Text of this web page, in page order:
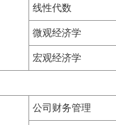
线性代数
微观经济学
宏观经济学
公司财务管理